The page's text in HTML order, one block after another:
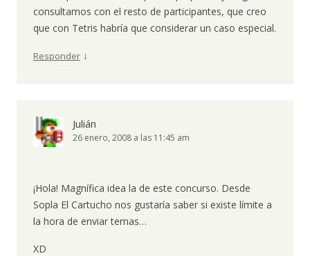
consultamos con el resto de participantes, que creo
que con Tetris habría que considerar un caso especial.
Responder ↓
Julián
26 enero, 2008 a las 11:45 am
¡Hola! Magnífica idea la de este concurso. Desde
Sopla El Cartucho nos gustaría saber si existe límite a
la hora de enviar temas…
XD